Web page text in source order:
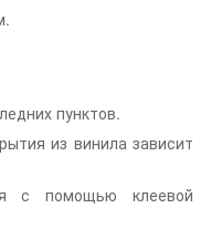
пунктов.
из винила зависит
с помощью клеевой